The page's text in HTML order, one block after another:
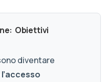
Obiettivi
diventare
l’accesso